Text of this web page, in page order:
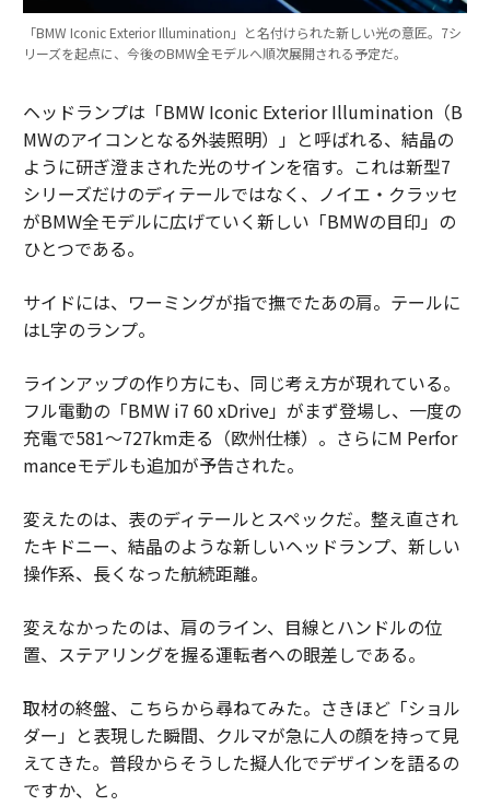
「BMW Iconic Exterior Illumination」と名付けられた新しい光の意匠。7シ
リーズを起点に、今後のBMW全モデルへ順次展開される予定だ。
ヘッドランプは「BMW Iconic Exterior Illumination（B
MWのアイコンとなる外装照明）」と呼ばれる、結晶の
ように研ぎ澄まされた光のサインを宿す。これは新型7
シリーズだけのディテールではなく、ノイエ・クラッセ
がBMW全モデルに広げていく新しい「BMWの目印」の
ひとつである。
サイドには、ワーミングが指で撫でたあの肩。テールに
はL字のランプ。
ラインアップの作り方にも、同じ考え方が現れている。
フル電動の「BMW i7 60 xDrive」がまず登場し、一度の
充電で581〜727km走る（欧州仕様）。さらにM Perfor
manceモデルも追加が予告された。
変えたのは、表のディテールとスペックだ。整え直され
たキドニー、結晶のような新しいヘッドランプ、新しい
操作系、長くなった航続距離。
変えなかったのは、肩のライン、目線とハンドルの位
置、ステアリングを握る運転者への眼差しである。
取材の終盤、こちらから尋ねてみた。さきほど「ショル
ダー」と表現した瞬間、クルマが急に人の顔を持って見
えてきた。普段からそうした擬人化でデザインを語るの
ですか、と。